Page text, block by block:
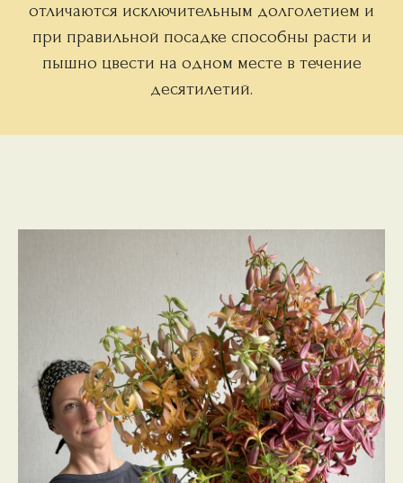
отличаются исключительным долголетием и
при правильной посадке способны расти и
пышно цвести на одном месте в течение
десятилетий.